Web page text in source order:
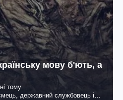
мову б'ють, а
тому
державний службовець і